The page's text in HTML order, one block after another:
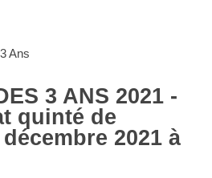
Ans
3 ANS 2021 -
quinté de
2021 à